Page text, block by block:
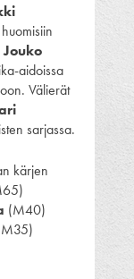
Jouko
aidoissa
Välierät
sarjassa.
kärjen
(M40)